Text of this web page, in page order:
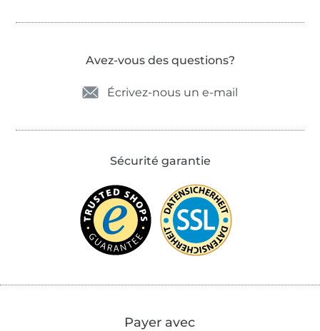
Avez-vous des questions?
Écrivez-nous un e-mail
Sécurité garantie
Payer avec